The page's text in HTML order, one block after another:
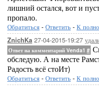
лишний остался, вот и
пропало.
Обратиться - Ответить - К
ZnichKa 27-04-2015-19:27
Ответ на комментарий Venda1 #
обследую. А на месте
Радость всё стоИт)
Обратиться - Ответить - К